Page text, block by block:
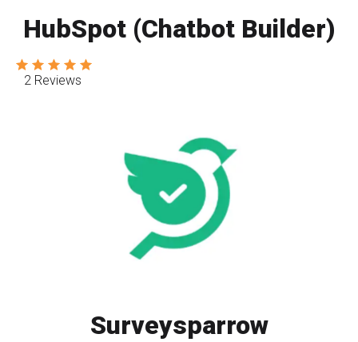
HubSpot (Chatbot Builder)
2 Reviews
Surveysparrow